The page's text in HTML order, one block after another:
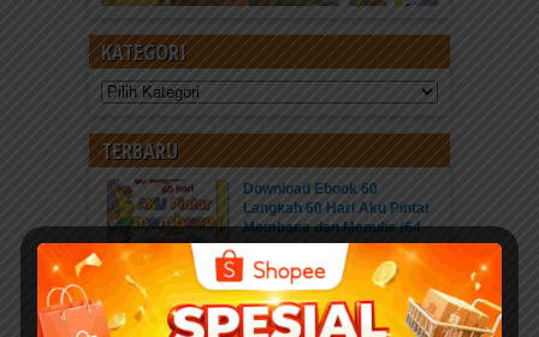
KATEGORI
Kategori
TERBARU
Download Ebook 60
Langkah 60 Hari Aku Pintar
Membaca dan Menulis (64
Halaman)
Baca Ebook Online
Download Ebook PDF 60...
Kisah Menakjubkan 25 Nabi